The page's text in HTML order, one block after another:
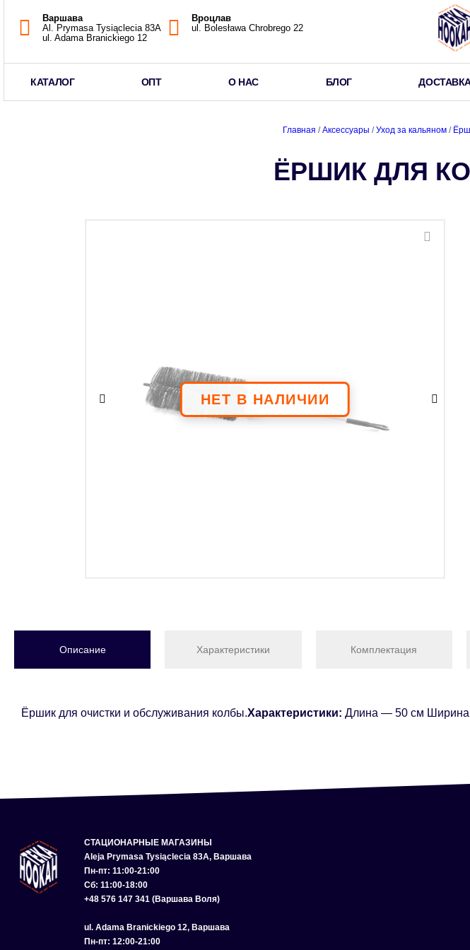
Варшава
Al. Prymasa Tysiąclecia 83A
ul. Adama Branickiego 12
Вроцлав
ul. Bolesława Chrobrego 22
КАТАЛОГ ОПТ О НАС БЛОГ
Главная /Аксессуары /Уход за кальяном /
ЁРШИК ДЛЯ
Описание Характеристики Комплектация
Ёршик для очистки и обслуживания колбы.Характеристики: Длина — 50 см
СТАЦИОНАРНЫЕ МАГАЗИНЫ
Aleja Prymasa Tysiąclecia 83A, Варшава
Пн-пт: 11:00-21:00
Сб: 11:00-18:00
+48 576 147 341 (Варшава Воля)
ul. Adama Branickiego 12, Варшава
Пн-пт: 12:00-21:00